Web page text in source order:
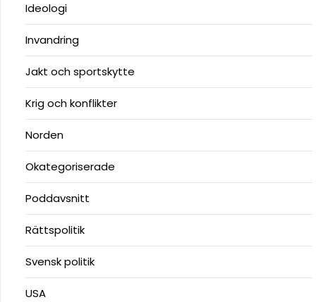
Ideologi
Invandring
Jakt och sportskytte
Krig och konflikter
Norden
Okategoriserade
Poddavsnitt
Rättspolitik
Svensk politik
USA